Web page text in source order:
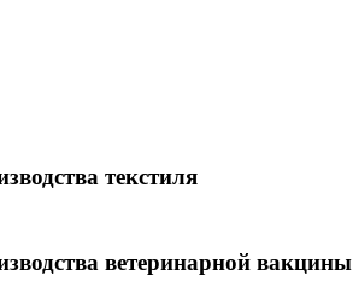
текстиля
ветеринарной вакцины